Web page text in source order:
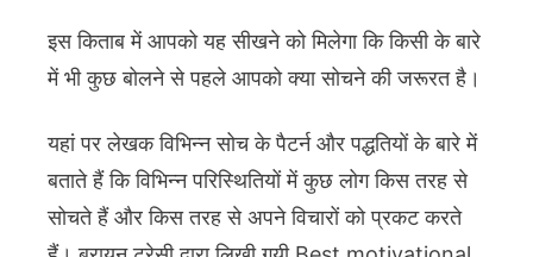
इस किताब में आपको यह सीखने को मिलेगा कि किसी के बारे
में भी कुछ बोलने से पहले आपको क्या सोचने की जरूरत है।
यहां पर लेखक विभिन्न सोच के पैटर्न और पद्धतियों के बारे में
बताते हैं कि विभिन्न परिस्थितियों में कुछ लोग किस तरह से
सोचते हैं और किस तरह से अपने विचारों को प्रकट करते